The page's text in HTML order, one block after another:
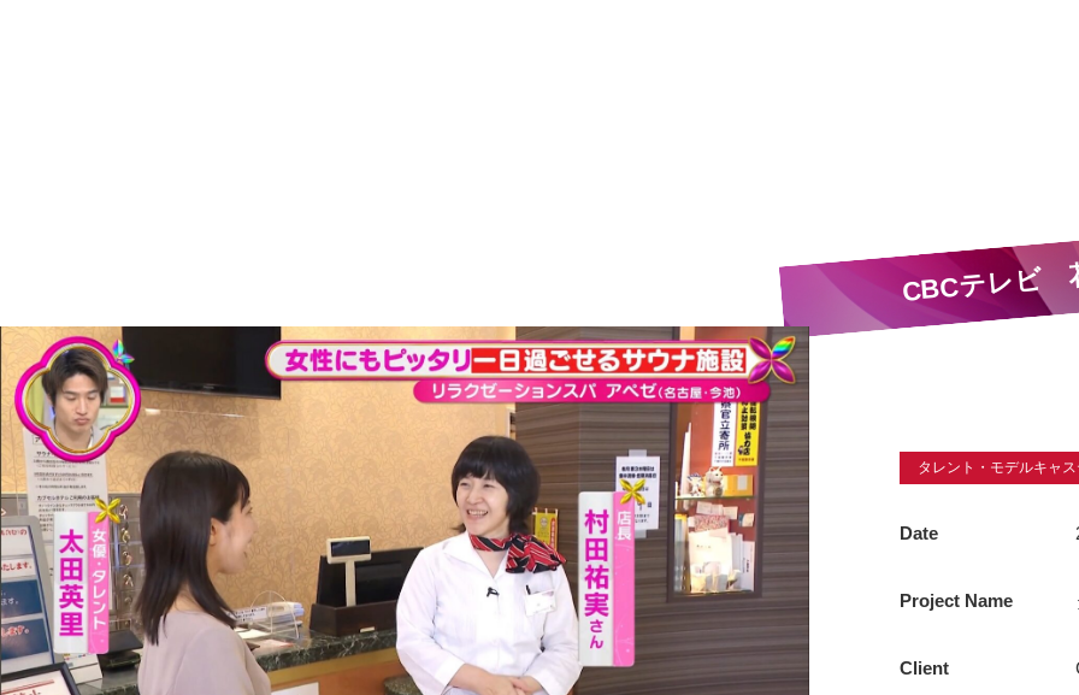
CBCテレビ
タレント・モデルキャ
Date
Project Name
Client